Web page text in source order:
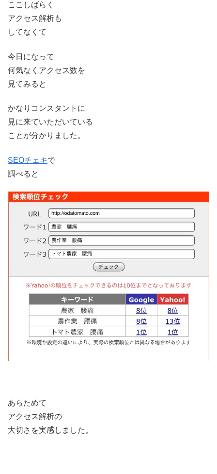
ここしばらく
アクセス解析も
してなくて
今日になって
何気なくアクセス数を
見てみると
かなりコンスタントに
見に来ていただいている
ことが分かりました。
SEOチェキで
調べると
あらためて
アクセス解析の
大切さを実感しました。